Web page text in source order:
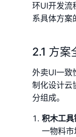
环UI开发流
系具体方案
2.1 方案
外卖UI一致
制化设计云
分组成。
积木工具
一物料